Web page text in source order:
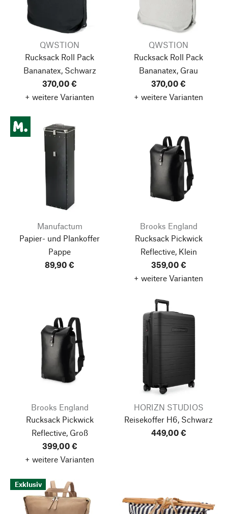
QWSTION
Rucksack Roll Pack
Bananatex, Schwarz
370,00 €
+ weitere Varianten
QWSTION
Rucksack Roll Pack
Bananatex, Grau
370,00 €
+ weitere Varianten
Manufactum
Papier- und Plankoffer
Pappe
89,90 €
Brooks England
Rucksack Pickwick
Reflective, Klein
359,00 €
+ weitere Varianten
Brooks England
Rucksack Pickwick
Reflective, Groß
399,00 €
+ weitere Varianten
HORIZN STUDIOS
Reisekoffer H6, Schwarz
449,00 €
Exklusiv